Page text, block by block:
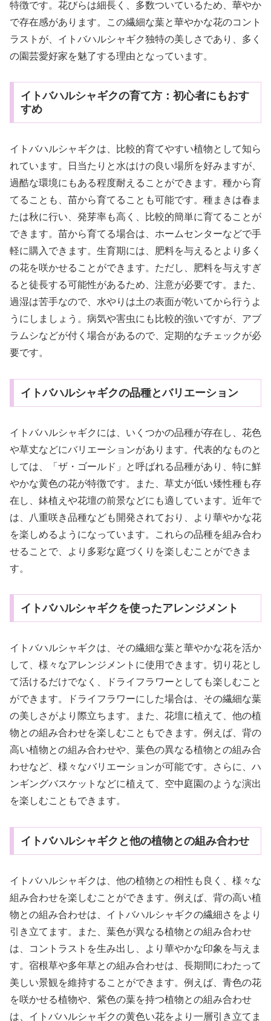
特徴です。花びらは細長く、多数ついているため、華やか
で存在感があります。この繊細な葉と華やかな花のコント
ラストが、イトバハルシャギク独特の美しさであり、多く
の園芸愛好家を魅了する理由となっています。
イトバハルシャギクの育て方：初心者にもおす
すめ
イトバハルシャギクは、比較的育てやすい植物として知ら
れています。日当たりと水はけの良い場所を好みますが、
過酷な環境にもある程度耐えることができます。種から育
てることも、苗から育てることも可能です。種まきは春ま
たは秋に行い、発芽率も高く、比較的簡単に育てることが
できます。苗から育てる場合は、ホームセンターなどで手
軽に購入できます。生育期には、肥料を与えるとより多く
の花を咲かせることができます。ただし、肥料を与えすぎ
ると徒長する可能性があるため、注意が必要です。また、
過湿は苦手なので、水やりは土の表面が乾いてから行うよ
うにしましょう。病気や害虫にも比較的強いですが、アブ
ラムシなどが付く場合があるので、定期的なチェックが必
要です。
イトバハルシャギクの品種とバリエーション
イトバハルシャギクには、いくつかの品種が存在し、花色
や草丈などにバリエーションがあります。代表的なものと
しては、「ザ・ゴールド」と呼ばれる品種があり、特に鮮
やかな黄色の花が特徴です。また、草丈が低い矮性種も存
在し、鉢植えや花壇の前景などにも適しています。近年で
は、八重咲き品種なども開発されており、より華やかな花
を楽しめるようになっています。これらの品種を組み合わ
せることで、より多彩な庭づくりを楽しむことができま
す。
イトバハルシャギクを使ったアレンジメント
イトバハルシャギクは、その繊細な葉と華やかな花を活か
して、様々なアレンジメントに使用できます。切り花とし
て活けるだけでなく、ドライフラワーとしても楽しむこと
ができます。ドライフラワーにした場合は、その繊細な葉
の美しさがより際立ちます。また、花壇に植えて、他の植
物との組み合わせを楽しむこともできます。例えば、背の
高い植物との組み合わせや、葉色の異なる植物との組み合
わせなど、様々なバリエーションが可能です。さらに、ハ
ンギングバスケットなどに植えて、空中庭園のような演出
を楽しむこともできます。
イトバハルシャギクと他の植物との組み合わせ
イトバハルシャギクは、他の植物との相性も良く、様々な
組み合わせを楽しむことができます。例えば、背の高い植
物との組み合わせは、イトバハルシャギクの繊細さをより
引き立てます。また、葉色が異なる植物との組み合わせ
は、コントラストを生み出し、より華やかな印象を与えま
す。宿根草や多年草との組み合わせは、長期間にわたって
美しい景観を維持することができます。例えば、青色の花
を咲かせる植物や、紫色の葉を持つ植物との組み合わせ
は、イトバハルシャギクの黄色い花をより一層引き立てま